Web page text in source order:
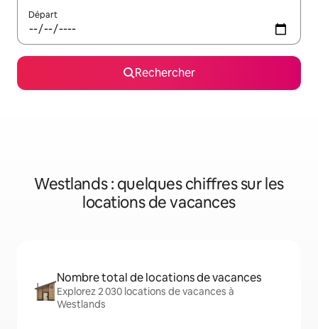
Départ
Rechercher
Westlands : quelques chiffres sur les
locations de vacances
Nombre total de locations de vacances
Explorez 2 030 locations de vacances à
Westlands